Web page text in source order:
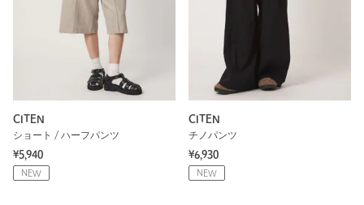
CITEN
ショート / ハーフパンツ
¥5,940
NEW
CITEN
チノパンツ
¥6,930
NEW